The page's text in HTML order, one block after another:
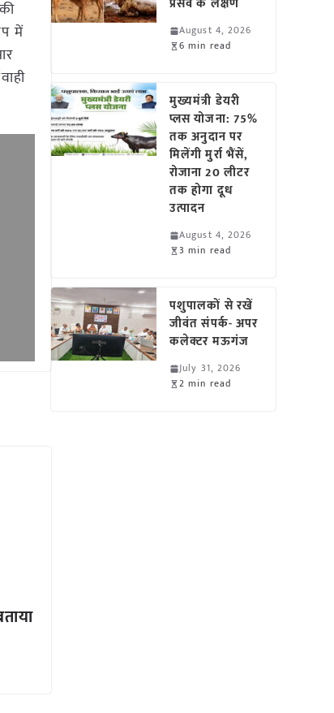
में
August 4, 2026
6 min read
मुख्यमंत्री डेयरी
प्लस योजना: 75%
तक अनुदान पर
मिलेंगी मुर्रा भैंसें,
रोजाना 20 लीटर
तक होगा दूध
उत्पादन
August 4, 2026
3 min read
पशुपालकों से रखें
जीवंत संपर्क- अपर
कलेक्टर मऊगंज
July 31, 2026
2 min read